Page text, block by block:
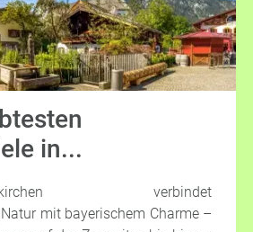
in...
verbindet
mit bayerischem Charme –